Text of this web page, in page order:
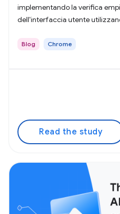
implementando la verifica
dell'interfaccia utente
Blog Chrome
Read the study